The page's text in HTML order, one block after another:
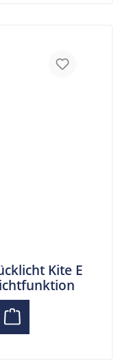
Kite E